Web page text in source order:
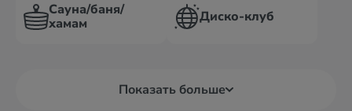
Сауна/баня/
хамам
Диско-клуб
Показать больше